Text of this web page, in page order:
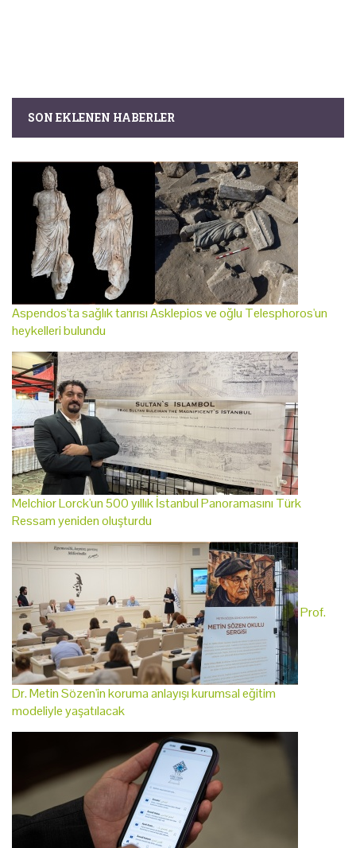
SON EKLENEN HABERLER
Aspendos'ta sağlık tanrısı Asklepios ve oğlu Telesphoros'un
heykelleri bulundu
Melchior Lorck'un 500 yıllık İstanbul Panoramasını Türk
Ressam yeniden oluşturdu
Prof.
Dr. Metin Sözen'in koruma anlayışı kurumsal eğitim
modeliyle yaşatılacak